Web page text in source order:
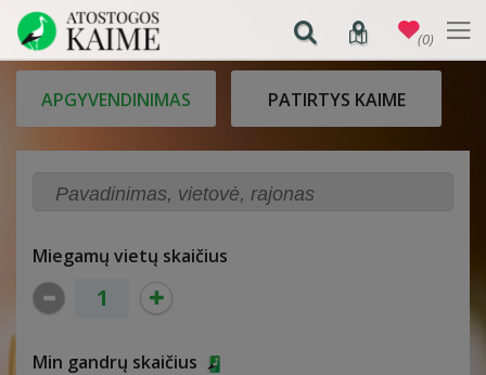
APGYVENDINIMAS PATIRTYS KAIME
Miegamų vietų skaičius
Min gandrų skaičius
(0)